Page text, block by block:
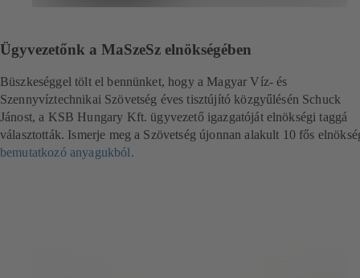
Ügyvezetőnk a MaSzeSz elnökségében
Büszkeséggel tölt el bennünket, hogy a Magyar Víz- és
Szennyvíztechnikai Szövetség éves tisztújító közgyűlésén Schuck
Jánost, a KSB Hungary Kft. ügyvezető igazgatóját elnökségi taggá
választották. Ismerje meg a Szövetség újonnan alakult 10 fős
bemutatkozó anyagukból.